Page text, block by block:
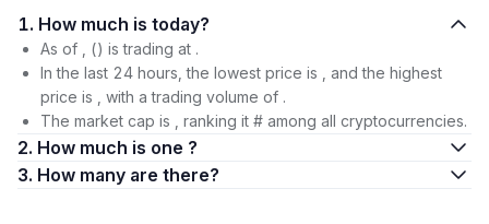
1. How much is today?
As of , () is trading at .
In the last 24 hours, the lowest price is , and the highest
price is , with a trading volume of .
The market cap is , ranking it # among all cryptocurrencies.
2. How much is one ?
3. How many are there?